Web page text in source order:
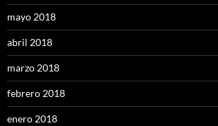
mayo 2018
abril 2018
marzo 2018
febrero 2018
enero 2018